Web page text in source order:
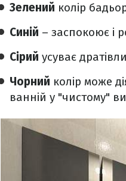
Зелений колір
Синій – заспокоює і
Сірий усуває
Чорний колір може
ванній у "чистому"